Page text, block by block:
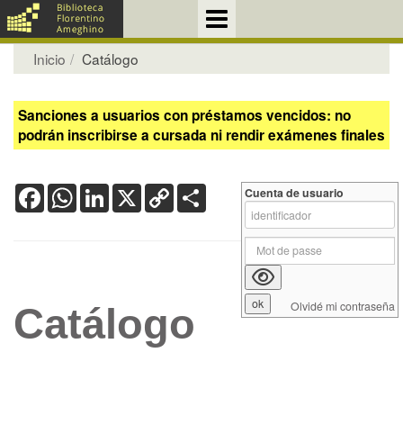
Inicio Catálogo
Sanciones a usuarios con préstamos vencidos: no
podrán inscribirse a cursada ni rendir exámenes finales
FacebookWhatsApp
LinkedIn
X Copy
Link
Catálogo
Cuenta de usuario
Olvidé mi contraseña